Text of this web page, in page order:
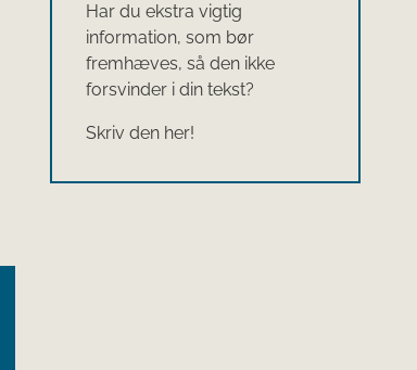
Har du ekstra vigtig
information, som bør
fremhæves, så den ikke
forsvinder i din tekst?
Skriv den her!